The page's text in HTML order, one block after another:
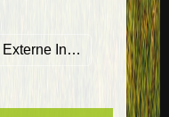
Externe Inhalte